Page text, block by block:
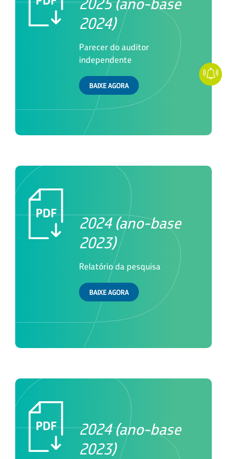
2024)
Parecer do auditor
independente
BAIXE AGORA
2024 (ano-base
2023)
Relatório da pesquisa
BAIXE AGORA
2024 (ano-base
2023)